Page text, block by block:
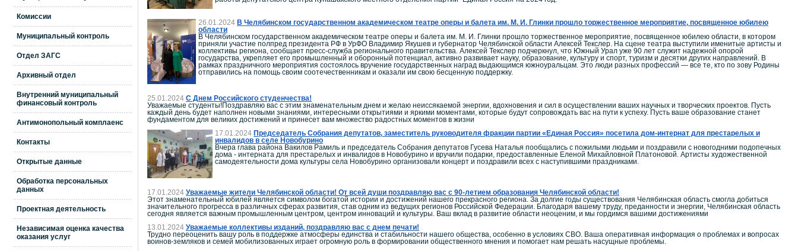
Комиссии
Муниципальный контроль
Отдел ЗАГС
Архивный отдел
Внутренний муниципальный
финансовый контроль
Антимонопольный комплаенс
Контакты
Открытые данные
Обработка персональных
данных
Проектная деятельность
Независимая оценка качества
оказания услуг
26.01.2024 В Челябинском государственном академическом театре оперы и балета им. М. И. Глинки прошло торжественное мероприятие, посвященное юбилею
области
В Челябинском государственном академическом театре оперы и балета им. М. И. Глинки прошло торжественное мероприятие, посвященное юбилею области, в котором
приняли участие полпред президента РФ в УрФО Владимир Якушев и губернатор Челябинской области Алексей Текслер. На сцене театра выступили именитые артисты и
коллективы региона, сообщает пресс-служба регионального правительства. Алексей Текслер подчеркнул, что Южный Урал уже 90 лет служит надежной опорой
государства, укрепляет его промышленный и оборонный потенциал, активно развивает науку, образование, культуру и спорт, туризм и десятки других направлений. В
рамках праздничного мероприятия состоялось вручение государственных наград выдающимся южноуральцам. Это люди разных профессий — все те, кто по зову Родины
отправились на помощь своим соотечественникам и оказали им свою бесценную поддержку.
25.01.2024 С Днем Российского студенчества!
Уважаемые студенты!Поздравляю вас с этим знаменательным днем и желаю неиссякаемой энергии, вдохновения и сил в осуществлении ваших научных и творческих проектов. Пусть
каждый день будет наполнен новыми знаниями, интересными открытиями и яркими моментами, которые будут сопровождать вас на пути к успеху. Пусть ваше образование станет
фундаментом для великих достижений и принесет вам множество радостных моментов в жизни
17.01.2024 Председатель Собрания депутатов, заместитель руководителя фракции партии «Единая Россия» посетила дом-интернат для престарелых и
инвалидов в селе Новобурино
Вчера глава района Вакилов Рамиль и председатель Собрания депутатов Гусева Наталья пообщались с пожилыми людьми и поздравили с новогодними подопечных
дома - интерната для престарелых и инвалидов в Новобурино и вручили подарки, предоставленные Еленой Михайловной Платоновой. Артисты художественной
самодеятельности дома культуры села Новобурино организовали концерт и поздравили всех с наступившими праздниками.
17.01.2024 Уважаемые жители Челябинской области! От всей души поздравляю вас с 90-летием образования Челябинской области!
Этот знаменательный юбилей является символом богатой истории и достижений нашего прекрасного региона. За долгие годы существования Челябинская область смогла добиться
значительного прогресса в различных сферах развития, став одним из ведущих регионов Российской Федерации. Благодаря вашему труду, преданности и энергии, Челябинская область
сегодня является важным промышленным центром, центром инноваций и культуры. Ваш вклад в развитие области неоценим, и мы гордимся вашими достижениями
13.01.2024 Уважаемые коллективы изданий, поздравляю вас с днем печати!
Трудно переоценить вашу роль в поддержке атмосферы единства и стабильности нашего общества, особенно в условиях СВО. Ваша оперативная информация о проблемах и вопросах
воинов-земляков и семей мобилизованных играет огромную роль в формировании общественного мнения и помогает нам решать насущные проблемы.